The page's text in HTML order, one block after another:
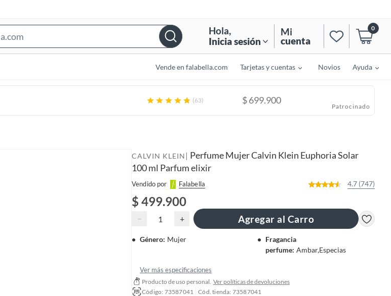
e
Hola,
Inicia sesión
Mi
cuenta
0
Vende en falabella.com Tarjetas y cuentas Novios Ayuda
(63) $699.900
Patrocinado
CALVIN KLEIN | Perfume Mujer Calvin Klein Euphoria Solar
100 ml Parfum elixir
Vendido por Falabella 4.7 (747)
$ 499.900
− + Agregar al Carro
Género: Mujer
Fragancia
perfume: Ambar,Especias
Ver más especificaciones
Producto de uso personal. Ver políticas de devoluciones
Código: 73587041
Cód. tienda: 73587041